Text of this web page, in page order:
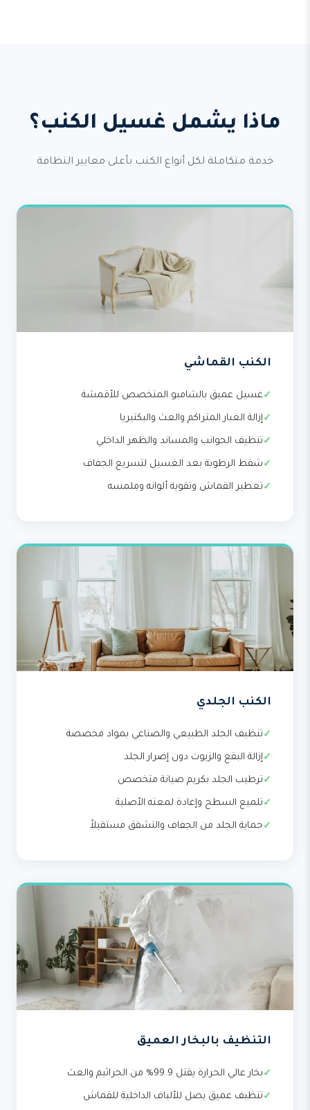
ماذا يشمل غسيل الكنب؟
خدمة متكاملة لكل أنواع الكنب بأعلى معايير النظافة
الكنب القماشي
غسيل عميق بالشامبو المتخصص للأقمشة
إزالة الغبار المتراكم والعث والبكتيريا
تنظيف الجوانب والمساند والظهر الداخلي
شفط الرطوبة بعد الغسيل لتسريع الجفاف
تعطير القماش وتقوية ألوانه وملمسه
الكنب الجلدي
تنظيف الجلد الطبيعي والصناعي بمواد مخصصة
إزالة البقع والزيوت دون إضرار الجلد
ترطيب الجلد بكريم صيانة متخصص
تلميع السطح وإعادة لمعته الأصلية
حماية الجلد من الجفاف والتشقق مستقبلاً
التنظيف بالبخار العميق
بخار عالي الحرارة يقتل 99.9% من الجراثيم والعث
تنظيف عميق يصل للألياف الداخلية للقماش